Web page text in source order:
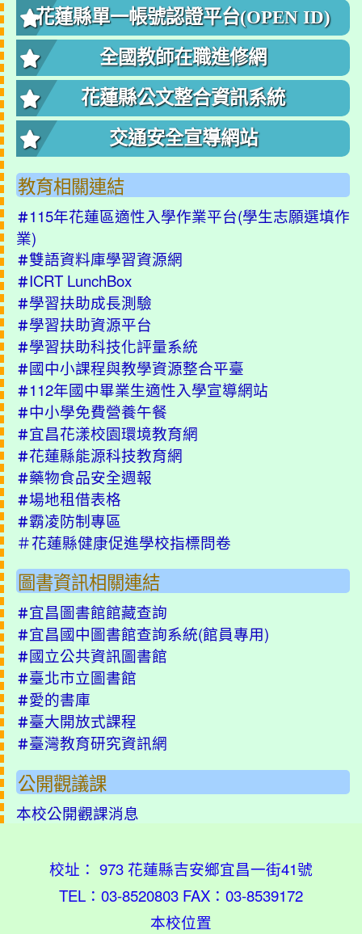
花蓮縣單一帳號認證平台(OPEN ID)
全國教師在職進修網
花蓮縣公文整合資訊系統
交通安全宣導網站
教育相關連結
＃115年花蓮區適性入學作業平台(學生志願選填作
業)
＃雙語資料庫學習資源網
＃ICRT LunchBox
＃學習扶助成長測驗
＃學習扶助資源平台
＃學習扶助科技化評量系統
＃國中小課程與教學資源整合平臺
＃112年國中畢業生適性入學宣導網站
＃中小學免費營養午餐
＃宜昌花漾校園環境教育網
＃花蓮縣能源科技教育網
＃藥物食品安全週報
＃場地租借表格
＃霸凌防制專區
＃花蓮縣健康促進學校指標問卷
圖書資訊相關連結
＃宜昌圖書館館藏查詢
＃宜昌國中圖書館查詢系統(館員專用)
＃國立公共資訊圖書館
＃臺北市立圖書館
＃愛的書庫
＃臺大開放式課程
＃臺灣教育研究資訊網
公開觀議課
本校公開觀課消息
校址： 973 花蓮縣吉安鄉宜昌一街41號
TEL：03-8520803 FAX：03-8539172
本校位置